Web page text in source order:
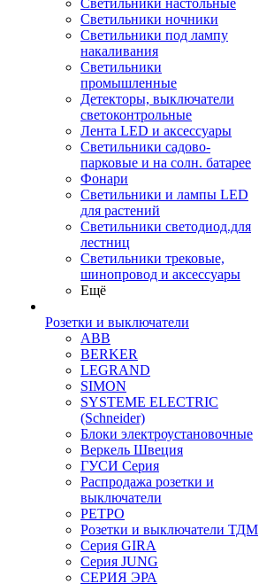
Светильники настольные
Светильники ночники
Светильники под лампу
накаливания
Светильники
промышленные
Детекторы, выключатели
светоконтрольные
Лента LED и аксессуары
Светильники садово-
парковые и на солн. батарее
Фонари
Светильники и лампы LED
для растений
Светильники светодиод.для
лестниц
Светильники трековые,
шинопровод и аксессуары
Ещё
Розетки и выключатели
ABB
BERKER
LEGRAND
SIMON
SYSTEME ELECTRIC
(Schneider)
Блоки электроустановочные
Веркель Швеция
ГУСИ Серия
Распродажа розетки и
выключатели
РЕТРО
Розетки и выключатели ТДМ
Серия GIRA
Серия JUNG
СЕРИЯ ЭРА